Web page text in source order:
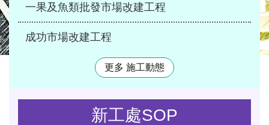
一果及魚類批發市場改建工程
成功市場改建工程
更多 施工動態
新工處SOP